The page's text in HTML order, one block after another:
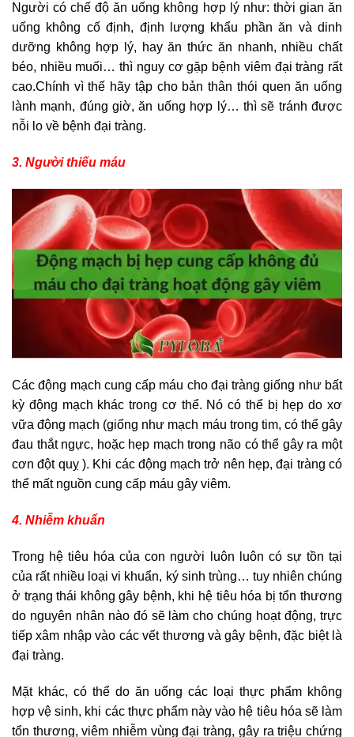
Người có chế độ ăn uống không hợp lý như: thời gian ăn
uống không cố định, định lượng khẩu phần ăn và dinh
dưỡng không hợp lý, hay ăn thức ăn nhanh, nhiều chất
béo, nhiều muối… thì nguy cơ gặp bệnh viêm đại tràng rất
cao.Chính vì thế hãy tập cho bản thân thói quen ăn uống
lành mạnh, đúng giờ, ăn uống hợp lý… thì sẽ tránh được
nỗi lo về bệnh đại tràng.
3. Người thiếu máu
Các động mạch cung cấp máu cho đại tràng giống như bất
kỳ động mạch khác trong cơ thể. Nó có thể bị hẹp do xơ
vữa động mạch (giống như mạch máu trong tim, có thể gây
đau thắt ngực, hoặc hẹp mạch trong não có thể gây ra một
cơn đột quỵ ). Khi các động mạch trở nên hẹp, đại tràng có
thể mất nguồn cung cấp máu gây viêm.
4. Nhiễm khuẩn
Trong hệ tiêu hóa của con người luôn luôn có sự tồn tại
của rất nhiều loại vi khuẩn, ký sinh trùng… tuy nhiên chúng
ở trạng thái không gây bệnh, khi hệ tiêu hóa bị tổn thương
do nguyên nhân nào đó sẽ làm cho chúng hoạt động, trực
tiếp xâm nhập vào các vết thương và gây bệnh, đặc biệt là
đại tràng.
Mặt khác, có thể do ăn uống các loại thực phẩm không
hợp vệ sinh, khi các thực phẩm này vào hệ tiêu hóa sẽ làm
tổn thương, viêm nhiễm vùng đại tràng, gây ra triệu chứng